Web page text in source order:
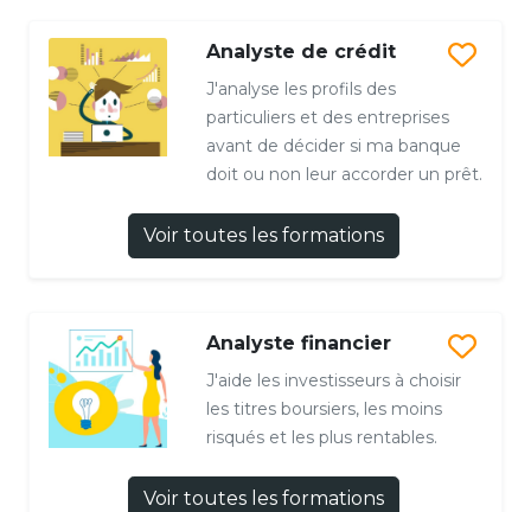
Analyste de crédit
J'analyse les profils des
particuliers et des entreprises
avant de décider si ma banque
doit ou non leur accorder un prêt.
Voir toutes les formations
Analyste financier
J'aide les investisseurs à choisir
les titres boursiers, les moins
risqués et les plus rentables.
Voir toutes les formations